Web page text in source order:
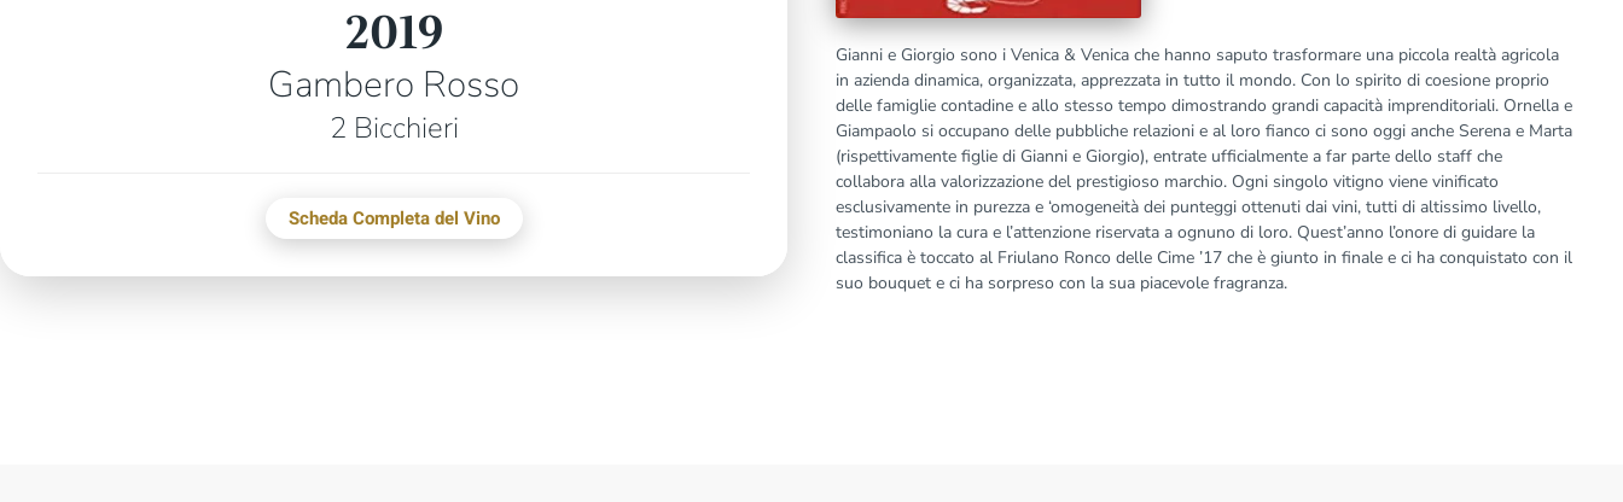
2019
Gambero Rosso
2 Bicchieri
Scheda Completa del Vino
Gianni e Giorgio sono i Venica & Venica che hanno saputo trasformare una piccola realtà agricola
in azienda dinamica, organizzata, apprezzata in tutto il mondo. Con lo spirito di coesione proprio
delle famiglie contadine e allo stesso tempo dimostrando grandi capacità imprenditoriali. Ornella e
Giampaolo si occupano delle pubbliche relazioni e al loro fianco ci sono oggi anche Serena e Marta
(rispettivamente figlie di Gianni e Giorgio), entrate ufficialmente a far parte dello staff che
collabora alla valorizzazione del prestigioso marchio. Ogni singolo vitigno viene vinificato
esclusivamente in purezza e ‘omogeneità dei punteggi ottenuti dai vini, tutti di altissimo livello,
testimoniano la cura e l’attenzione riservata a ognuno di loro. Quest’anno l’onore di guidare la
classifica è toccato al Friulano Ronco delle Cime ’17 che è giunto in finale e ci ha conquistato con il
suo bouquet e ci ha sorpreso con la sua piacevole fragranza.